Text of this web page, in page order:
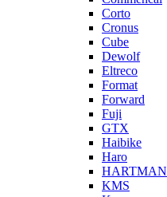
Corto
Cronus
Cube
Dewolf
Eltreco
Format
Forward
Fuji
GTX
Haibike
Haro
HARTMAN
KMS